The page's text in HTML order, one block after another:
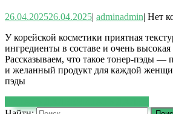
26.04.202526.04.2025| adminadmin| Нет
У корейской косметики приятная
ингредиенты в составе и очень
Рассказываем, что такое тонер-пэды —
и желанный продукт для каждой
пэды